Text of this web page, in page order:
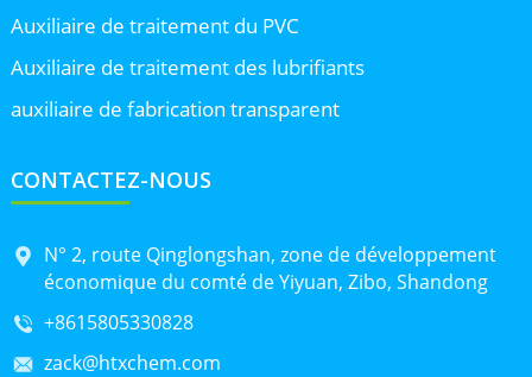
Auxiliaire de traitement du PVC
Auxiliaire de traitement des lubrifiants
auxiliaire de fabrication transparent
CONTACTEZ-NOUS
N° 2, route Qinglongshan, zone de développement
économique du comté de Yiyuan, Zibo, Shandong
+8615805330828
zack@htxchem.com